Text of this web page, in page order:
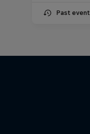
Past event